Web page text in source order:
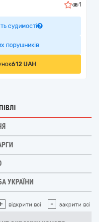
1
судимості
порушників
612 UAH
УКРАЇНИ
відкрити всі - закрити всі